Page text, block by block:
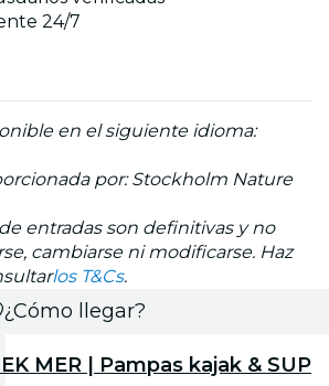
24/7
en el siguiente idioma:
por: Stockholm Nature
entradas son definitivas y no
cambiarse ni modificarse. Haz
los T&Cs.
¿Cómo llegar?
MER | Pampas kajak & SUP